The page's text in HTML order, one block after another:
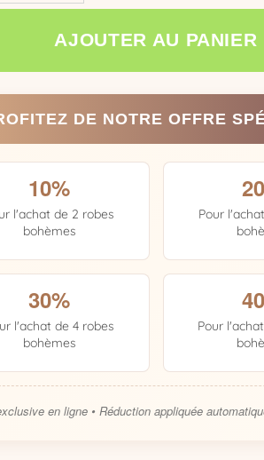
AJOUTER AU PANIER
DE NOTRE OFFRE
10%
l'achat de 2 robes
bohèmes
Pour
30%
l'achat de 4 robes
bohèmes
Pour
en ligne • Réduction appliquée